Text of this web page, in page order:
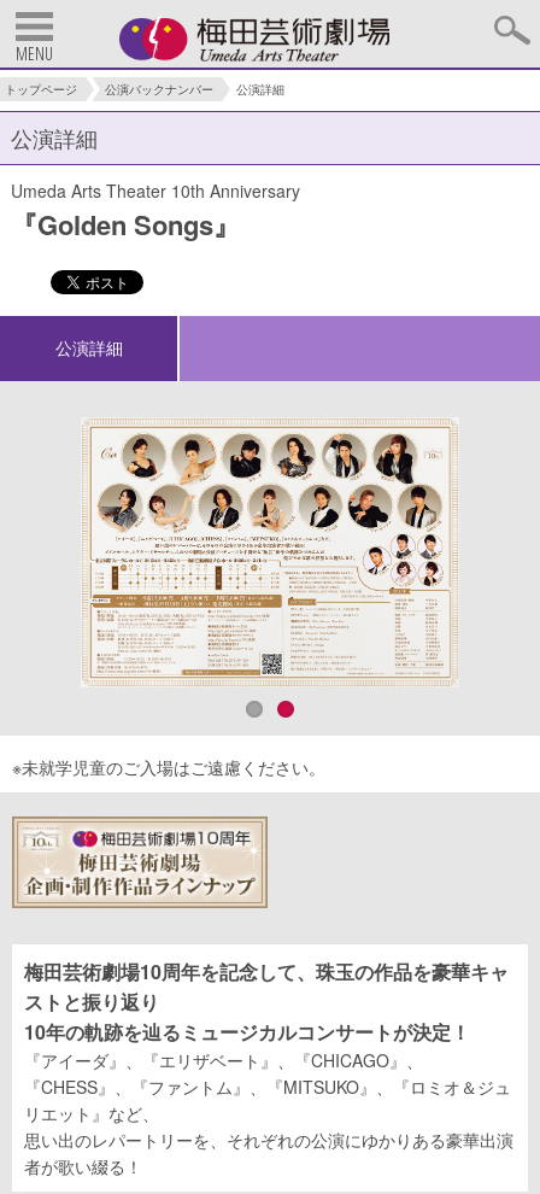
MENU
トップページ 公演バックナンバー 公演詳細
公演詳細
Umeda Arts Theater 10th Anniversary
『Golden Songs』
公演詳細
※未就学児童のご入場はご遠慮ください。
梅田芸術劇場10周年を記念して、珠玉の作品を豪華キャ
ストと振り返り
10年の軌跡を辿るミュージカルコンサートが決定！
『アイーダ』、『エリザベート』、『CHICAGO』、
『CHESS』、『ファントム』、『MITSUKO』、『ロミオ＆ジュ
リエット』など、
思い出のレパートリーを、それぞれの公演にゆかりある豪華出演
者が歌い綴る！